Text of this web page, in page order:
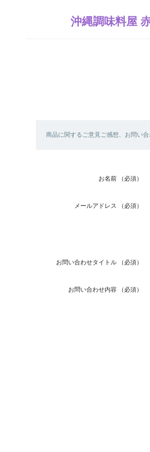
沖縄調味料屋
商品に関するご意見ご感想、お問い
お名前 （必須）
メールアドレス （必須）
お問い合わせタイトル （必須）
お問い合わせ内容 （必須）